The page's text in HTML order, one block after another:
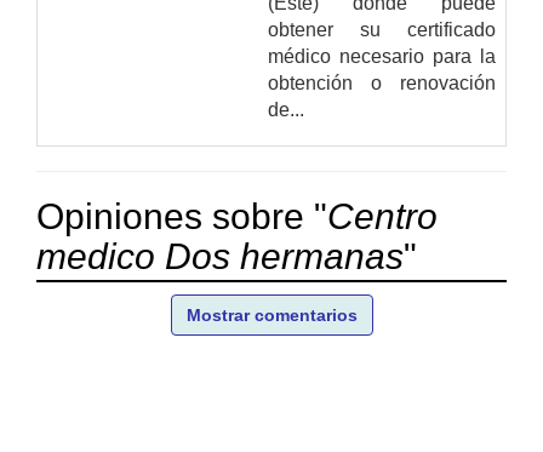
obtener su certificado
médico necesario para la
obtención o renovación
de...
Opiniones sobre "Centro
medico Dos hermanas"
Mostrar comentarios